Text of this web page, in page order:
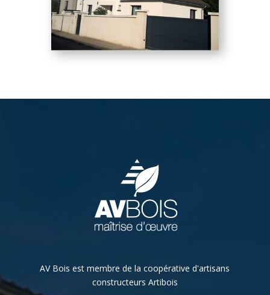
AV Bois est membre de la coopérative d'artisans
constructeurs Artibois